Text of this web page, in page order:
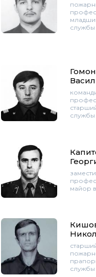
службы
службы
майор
службы